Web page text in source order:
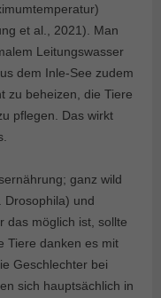
et al., 2021). Man
Leitungswasser
dem Inle-See zudem
zu beheizen, die Tiere
pflegen. Das wirkt
ganz wild
Drosophila) und
das möglich ist, sollte
Tiere danken es mit
Geschlechter bei
sich hauptsächlich in